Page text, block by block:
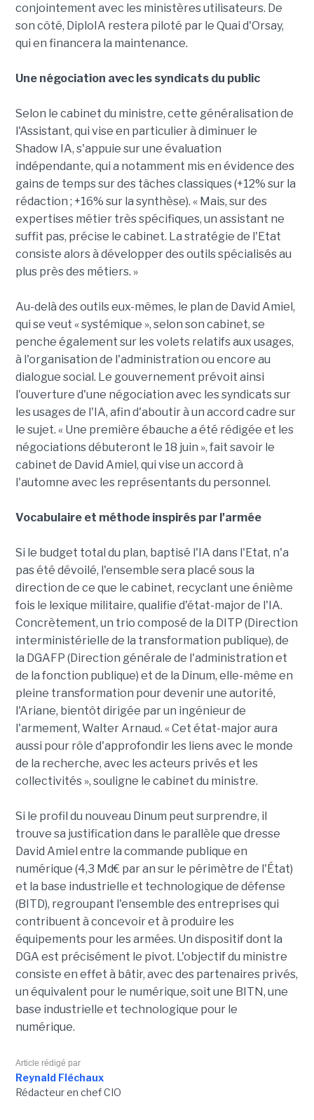
conjointement avec les ministères utilisateurs. De
son côté, DiploIA restera piloté par le Quai d'Orsay,
qui en financera la maintenance.
Une négociation avec les syndicats du public
Selon le cabinet du ministre, cette généralisation de
l'Assistant, qui vise en particulier à diminuer le
Shadow IA, s'appuie sur une évaluation
indépendante, qui a notamment mis en évidence des
gains de temps sur des tâches classiques (+12% sur la
rédaction ; +16% sur la synthèse). « Mais, sur des
expertises métier très spécifiques, un assistant ne
suffit pas, précise le cabinet. La stratégie de l'Etat
consiste alors à développer des outils spécialisés au
plus près des métiers. »
Au-delà des outils eux-mêmes, le plan de David Amiel,
qui se veut « systémique », selon son cabinet, se
penche également sur les volets relatifs aux usages,
à l'organisation de l'administration ou encore au
dialogue social. Le gouvernement prévoit ainsi
l'ouverture d'une négociation avec les syndicats sur
les usages de l'IA, afin d'aboutir à un accord cadre sur
le sujet. « Une première ébauche a été rédigée et les
négociations débuteront le 18 juin », fait savoir le
cabinet de David Amiel, qui vise un accord à
l'automne avec les représentants du personnel.
Vocabulaire et méthode inspirés par l'armée
Si le budget total du plan, baptisé l'IA dans l'Etat, n'a
pas été dévoilé, l'ensemble sera placé sous la
direction de ce que le cabinet, recyclant une énième
fois le lexique militaire, qualifie d'état-major de l'IA.
Concrètement, un trio composé de la DITP (Direction
interministérielle de la transformation publique), de
la DGAFP (Direction générale de l'administration et
de la fonction publique) et de la Dinum, elle-même en
pleine transformation pour devenir une autorité,
l'Ariane, bientôt dirigée par un ingénieur de
l'armement, Walter Arnaud. « Cet état-major aura
aussi pour rôle d'approfondir les liens avec le monde
de la recherche, avec les acteurs privés et les
collectivités », souligne le cabinet du ministre.
Si le profil du nouveau Dinum peut surprendre, il
trouve sa justification dans le parallèle que dresse
David Amiel entre la commande publique en
numérique (4,3 Md€ par an sur le périmètre de l'État)
et la base industrielle et technologique de défense
(BITD), regroupant l'ensemble des entreprises qui
contribuent à concevoir et à produire les
équipements pour les armées. Un dispositif dont la
DGA est précisément le pivot. L'objectif du ministre
consiste en effet à bâtir, avec des partenaires privés,
un équivalent pour le numérique, soit une BITN, une
base industrielle et technologique pour le
numérique.
Article rédigé par
Reynald Fléchaux
Rédacteur en chef CIO